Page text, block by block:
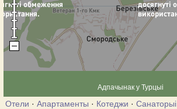
Адпачынак у Турцыі
Отели · Апартаменты · Котеджи · Санаторыі